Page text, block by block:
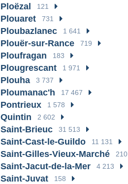
Ploëzal 121
Plouaret 731
Ploubazlanec 1 641
Plouër-sur-Rance 719
Ploufragan 183
Plougrescant 1 971
Plouha 3 737
Ploumanac'h 17 467
Pontrieux 1 578
Quintin 2 602
Saint-Brieuc 31 513
Saint-Cast-le-Guildo 11 131
Saint-Gilles-Vieux-Marché 210
Saint-Jacut-de-la-Mer 4 213
Saint-Juvat 158